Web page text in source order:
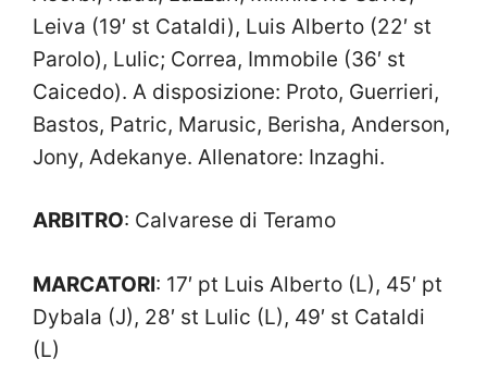
Leiva (19′ st Cataldi), Luis Alberto (22′ st
Parolo), Lulic; Correa, Immobile (36′ st
Caicedo). A disposizione: Proto, Guerrieri,
Bastos, Patric, Marusic, Berisha, Anderson,
Jony, Adekanye. Allenatore: Inzaghi.
ARBITRO: Calvarese di Teramo
MARCATORI: 17′ pt Luis Alberto (L), 45′ pt
Dybala (J), 28′ st Lulic (L), 49′ st Cataldi
(L)